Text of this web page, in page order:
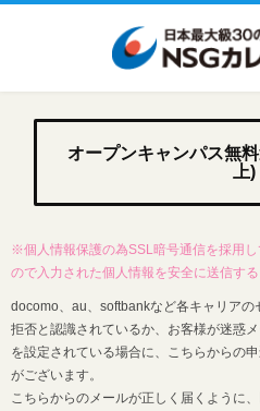
オープンキャンパス無
上)
※個人情報保護の為SSL暗号通信を採用
ので入力された個人情報を安全に送信する
docomo、au、softbankなど各キャリア
拒否と認識されているか、お客様が迷惑
を設定されている場合に、こちらからの
がございます。
こちらからのメールが正しく届くように